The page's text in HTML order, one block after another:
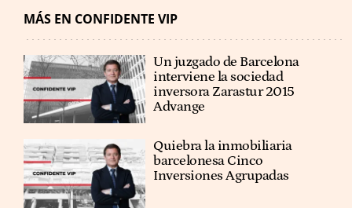
MÁS EN CONFIDENTE VIP
Un juzgado de Barcelona
interviene la sociedad
inversora Zarastur 2015
Advange
Quiebra la inmobiliaria
barcelonesa Cinco
Inversiones Agrupadas